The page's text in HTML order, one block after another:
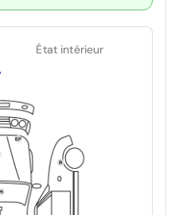
État intérieur